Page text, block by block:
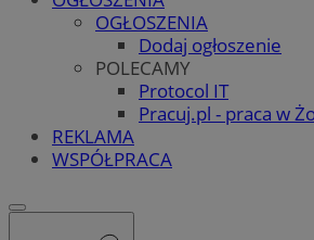
OGŁOSZENIA
Dodaj ogłoszenie
POLECAMY
Protocol IT
Pracuj.pl - praca w
REKLAMA
WSPÓŁPRACA